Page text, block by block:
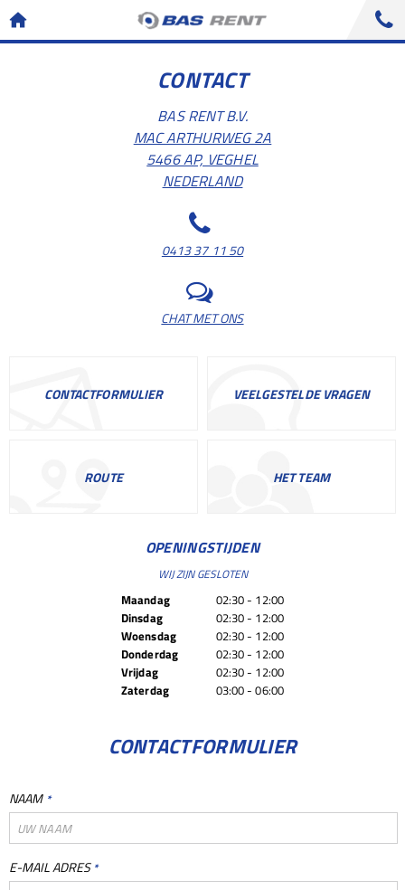
CONTACT
BAS RENT B.V.
MAC ARTHURWEG 2A
5466 AP, VEGHEL
NEDERLAND
0413 37 11 50
CHAT MET ONS
CONTACTFORMULIER VEELGESTELDE VRAGEN
ROUTE HET TEAM
OPENINGSTIJDEN
WIJ ZIJN GESLOTEN
Maandag
02:30 - 12:00
Dinsdag
02:30 - 12:00
Woensdag
02:30 - 12:00
Donderdag
02:30 - 12:00
Vrijdag
02:30 - 12:00
Zaterdag
03:00 - 06:00
CONTACTFORMULIER
NAAM *
E-MAIL ADRES *